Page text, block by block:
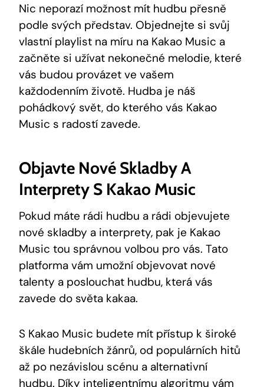
Nic neporazí možnost mít hudbu přesně
podle svých představ. Objednejte si svůj
⁢vlastní playlist na míru na Kakao Music a
začněte si užívat ‍nekonečné melodie, které
vás⁢ budou provázet ve vašem⁤
každodenním životě. Hudba je náš
pohádkový svět, do kterého vás Kakao
Music ⁤s radostí zavede.
Objavte Nové Skladby A
Interprety S Kakao Music
Pokud máte rádi hudbu a rádi objevujete
‌nové skladby a interprety, pak je⁣ Kakao
Music tou správnou‌ volbou pro vás. Tato
platforma vám umožní objevovat nové
talenty a⁣ poslouchat hudbu, která​ vás
zavede do světa kakaa.
S Kakao Music⁢ budete mít přístup k široké
škále hudebních žánrů, od populárních hitů
až po nezávislou scénu a alternativní
hudbu. ⁣Díky inteligentnímu‌ algoritmu ⁣vám